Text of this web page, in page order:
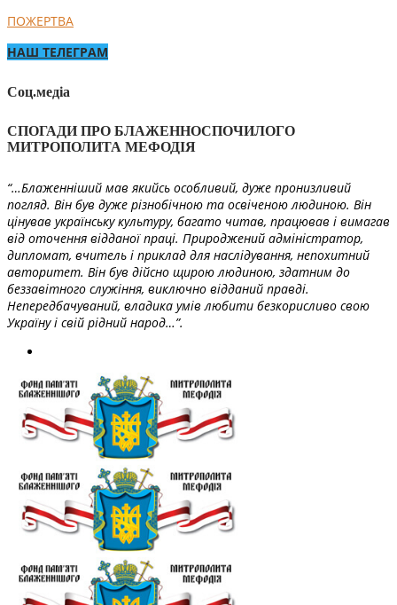
ПОЖЕРТВА
НАШ ТЕЛЕГРАМ
Соц.медіа
СПОГАДИ ПРО БЛАЖЕННОСПОЧИЛОГО
МИТРОПОЛИТА МЕФОДІЯ
“…Блаженніший мав якийсь особливий, дуже пронизливий
погляд. Він був дуже різнобічною та освіченою людиною. Він
цінував українську культуру, багато читав, працював і вимагав
від оточення відданої праці. Природжений адміністратор,
дипломат, вчитель і приклад для наслідування, непохитний
авторитет. Він був дійсно щирою людиною, здатним до
беззавітного служіння, виключно відданий правді.
Непередбачуваний, владика умів любити безкорисливо свою
Україну і свій рідний народ…”.